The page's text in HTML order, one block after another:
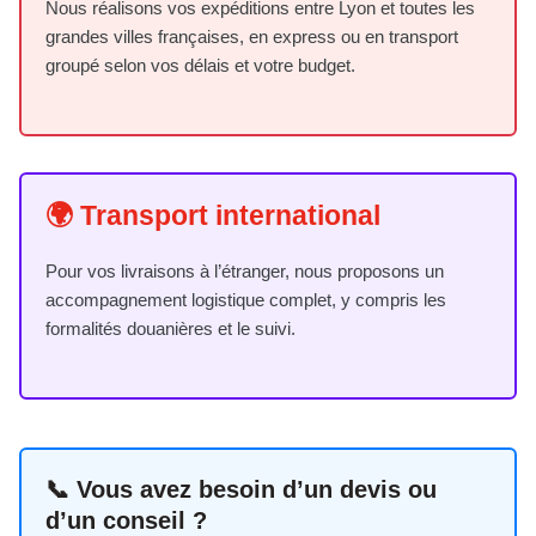
Nous réalisons vos expéditions entre Lyon et toutes les
grandes villes françaises, en express ou en transport
groupé selon vos délais et votre budget.
🌍 Transport international
Pour vos livraisons à l’étranger, nous proposons un
accompagnement logistique complet, y compris les
formalités douanières et le suivi.
📞 Vous avez besoin d’un devis ou
d’un conseil ?